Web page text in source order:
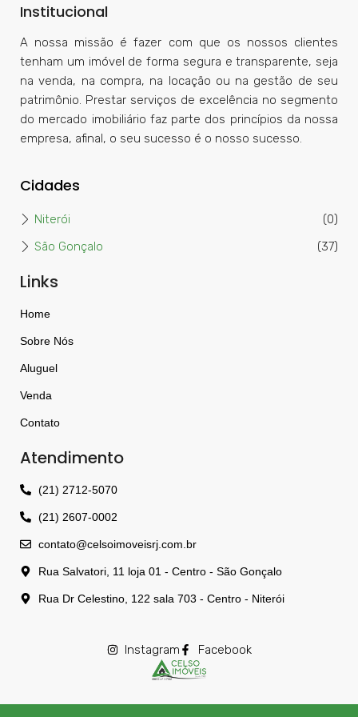
Institucional
A nossa missão é fazer com que os nossos clientes
tenham um imóvel de forma segura e transparente, seja
na venda, na compra, na locação ou na gestão de seu
patrimônio. Prestar serviços de excelência no segmento
do mercado imobiliário faz parte dos princípios da nossa
empresa, afinal, o seu sucesso é o nosso sucesso.
Cidades
Niterói
(0)
São Gonçalo
(37)
Links
Home
Sobre Nós
Aluguel
Venda
Contato
Atendimento
(21) 2712-5070
(21) 2607-0002
contato@celsoimoveisrj.com.br
Rua Salvatori, 11 loja 01 - Centro - São Gonçalo
Rua Dr Celestino, 122 sala 703 - Centro - Niterói
Instagram Facebook